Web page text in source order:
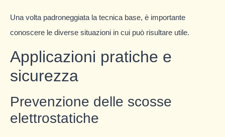
Una volta padroneggiata la tecnica base, è importante
conoscere le diverse situazioni in cui può risultare utile.
Applicazioni pratiche e
sicurezza
Prevenzione delle scosse
elettrostatiche